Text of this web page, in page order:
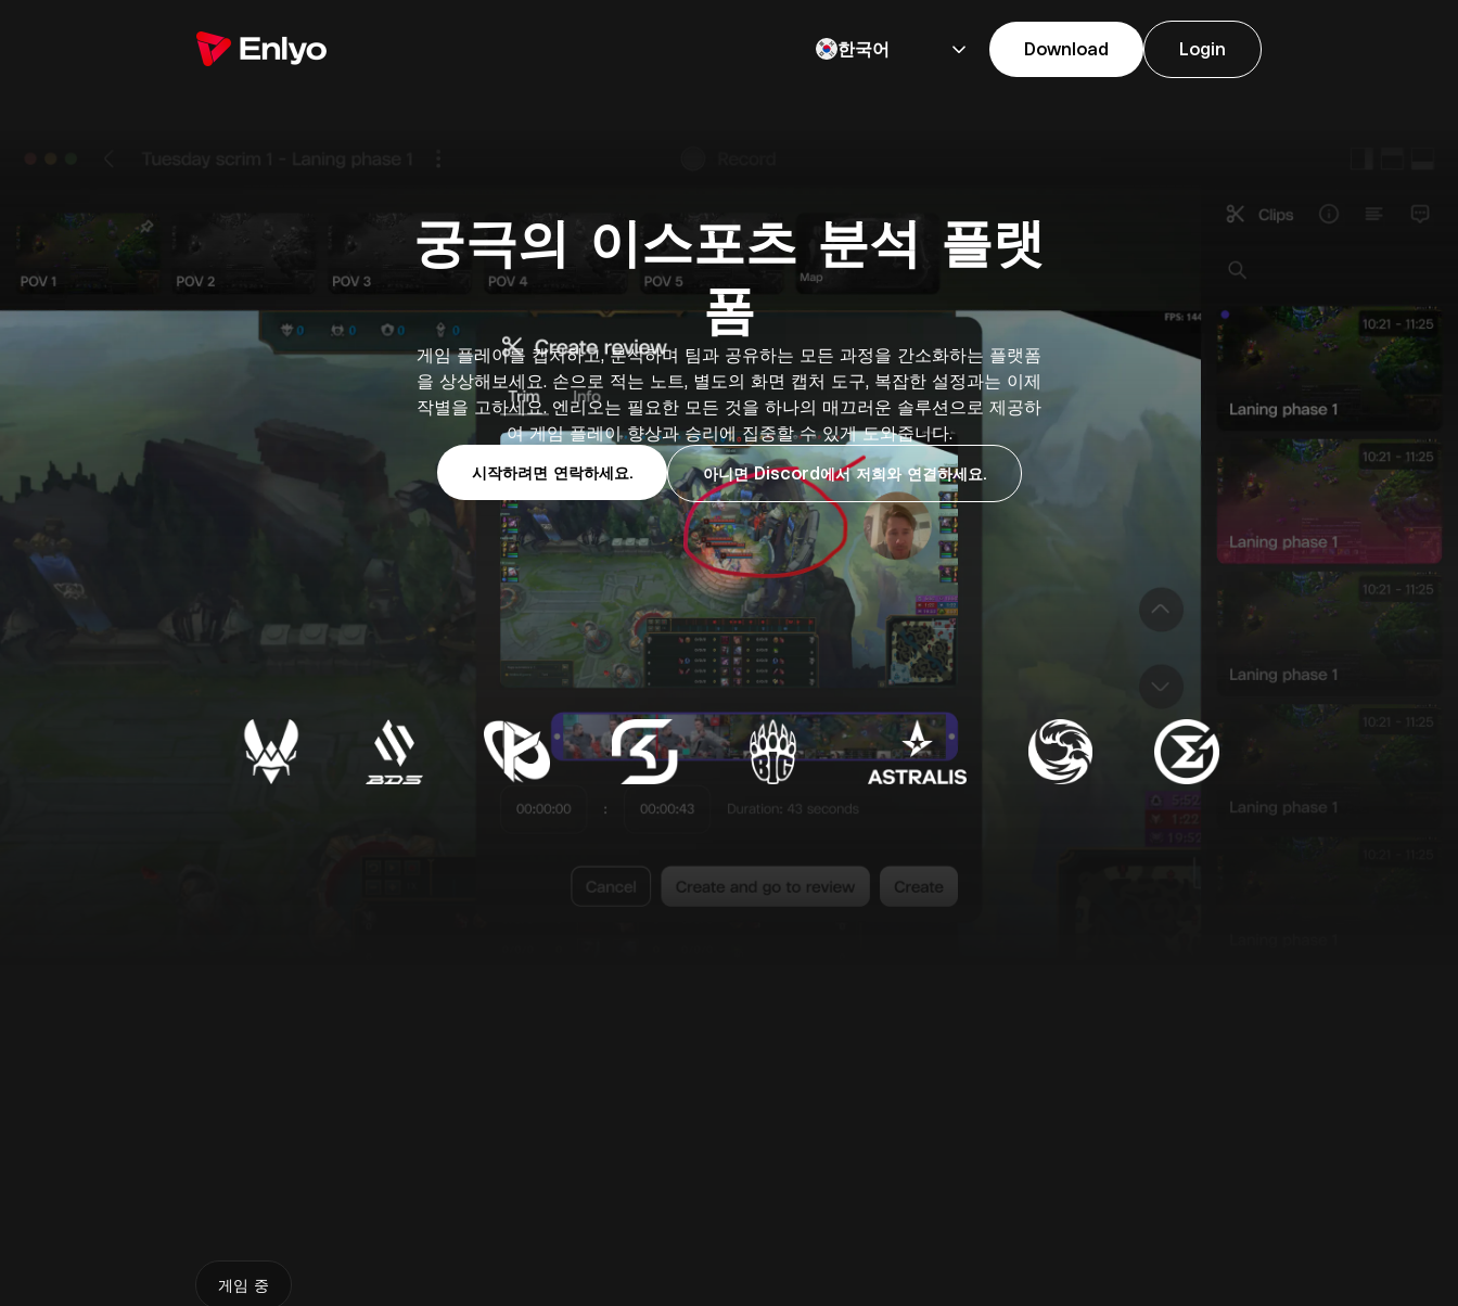
한국어 Download Login
궁극의 이스포츠 분석 플랫
폼
게임 플레이를 캡처하고, 분석하며 팀과 공유하는 모든 과정을 간소화하는 플랫폼
을 상상해보세요. 손으로 적는 노트, 별도의 화면 캡처 도구, 복잡한 설정과는 이제
작별을 고하세요. 엔리오는 필요한 모든 것을 하나의 매끄러운 솔루션으로 제공하
여 게임 플레이 향상과 승리에 집중할 수 있게 도와줍니다.
시작하려면 연락하세요. 아니면 Discord에서 저희와 연결하세요.
게임 중